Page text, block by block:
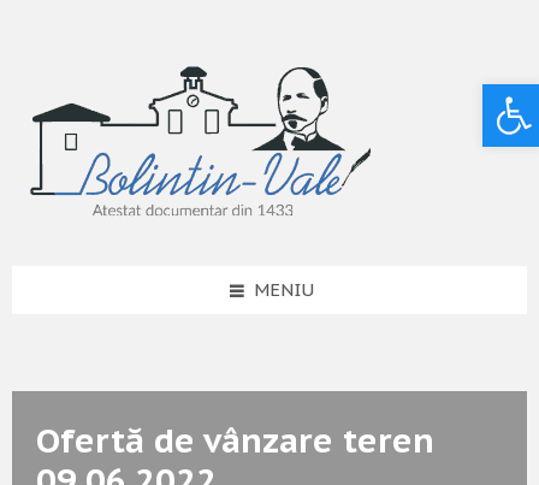
MENIU
Ofertă de vânzare teren
Deschide bara de unelte